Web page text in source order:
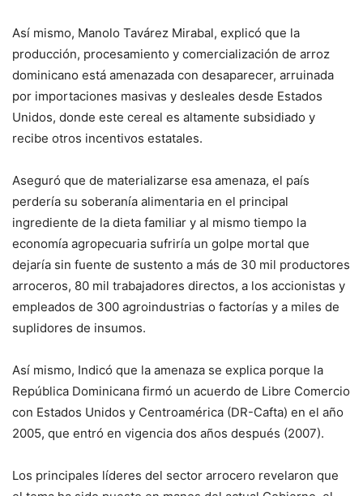
Así mismo, Manolo Tavárez Mirabal, explicó que la
producción, procesamiento y comercialización de arroz
dominicano está amenazada con desaparecer, arruinada
por importaciones masivas y desleales desde Estados
Unidos, donde este cereal es altamente subsidiado y
recibe otros incentivos estatales.
Aseguró que de materializarse esa amenaza, el país
perdería su soberanía alimentaria en el principal
ingrediente de la dieta familiar y al mismo tiempo la
economía agropecuaria sufriría un golpe mortal que
dejaría sin fuente de sustento a más de 30 mil productores
arroceros, 80 mil trabajadores directos, a los accionistas y
empleados de 300 agroindustrias o factorías y a miles de
suplidores de insumos.
Así mismo, Indicó que la amenaza se explica porque la
República Dominicana firmó un acuerdo de Libre Comercio
con Estados Unidos y Centroamérica (DR-Cafta) en el año
2005, que entró en vigencia dos años después (2007).
Los principales líderes del sector arrocero revelaron que